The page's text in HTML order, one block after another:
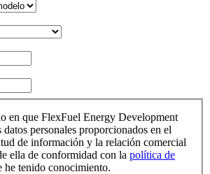
en que FlexFuel Energy Development
personales proporcionados en el
de información y la relación comercial
ella de conformidad con la política de
he tenido conocimiento.